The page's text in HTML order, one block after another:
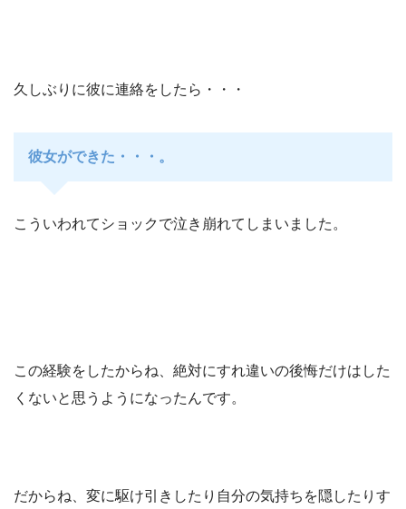
久しぶりに彼に連絡をしたら・・・
彼女ができた・・・。
こういわれてショックで泣き崩れてしまいました。
この経験をしたからね、絶対にすれ違いの後悔だけはした
くないと思うようになったんです。
だからね、変に駆け引きしたり自分の気持ちを隠したりす